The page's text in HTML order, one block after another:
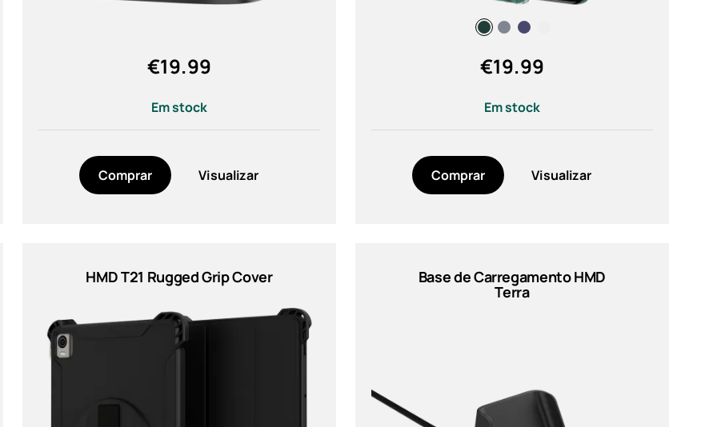
€19.99
Em stock
Comprar Visualizar
€19.99
Em stock
Comprar Visualizar
HMD T21 Rugged Grip Cover Base de Carregamento HMD
Terra